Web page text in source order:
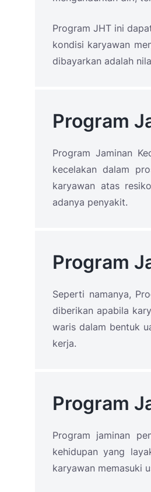
Program JHT ini
kondisi karyawan
dibayarkan adalah
Program
Program Jaminan
kecelakan dalam
karyawan atas
adanya penyakit.
Program
Seperti namanya,
diberikan apabila
waris dalam bentuk
kerja.
Program
Program jaminan
kehidupan yang
karyawan memasuki